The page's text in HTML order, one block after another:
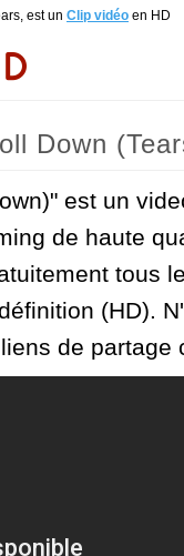
est un Clip vidéo en HD
Down
est un
de haute
tous
(HD).
de partage